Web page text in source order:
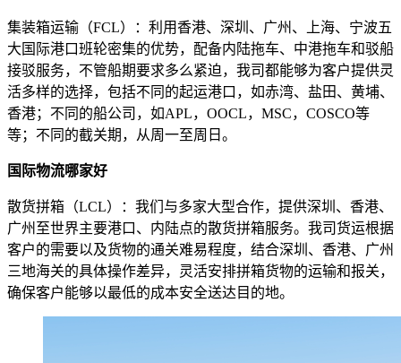
集装箱运输（FCL）：利用香港、深圳、广州、上海、宁波五
大国际港口班轮密集的优势，配备内陆拖车、中港拖车和驳船
接驳服务，不管船期要求多么紧迫，我司都能够为客户提供灵
活多样的选择，包括不同的起运港口，如赤湾、盐田、黄埔、
香港；不同的船公司，如APL，OOCL，MSC，COSCO等
等；不同的截关期，从周一至周日。
国际物流哪家好
散货拼箱（LCL）：我们与多家大型合作，提供深圳、香港、
广州至世界主要港口、内陆点的散货拼箱服务。我司货运根据
客户的需要以及货物的通关难易程度，结合深圳、香港、广州
三地海关的具体操作差异，灵活安排拼箱货物的运输和报关，
确保客户能够以最低的成本安全送达目的地。